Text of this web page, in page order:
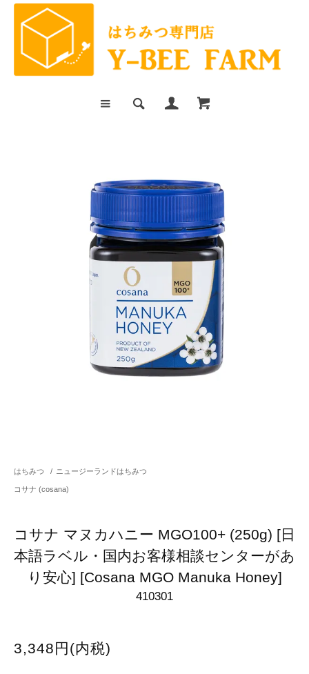
はちみつ / ニュージーランドはちみつ
コサナ (cosana)
コサナ マヌカハニー MGO100+ (250g) [日
本語ラベル・国内お客様相談センターがあ
り安心] [Cosana MGO Manuka Honey]
410301
3,348円(内税)